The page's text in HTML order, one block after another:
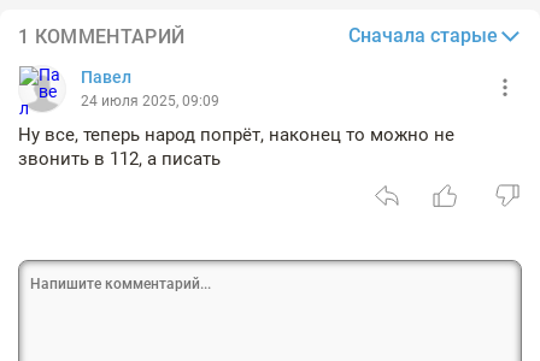
1 КОММЕНТАРИЙ Сначала старые
Павел
24 июля 2025, 09:09
Ну все, теперь народ попрёт, наконец то можно не
звонить в 112, а писать